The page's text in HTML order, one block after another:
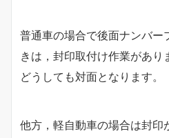
普通車の場合で後面ナンバー
きは，封印取付け作業があり
どうしても対面となります。
他方，軽自動車の場合は封印